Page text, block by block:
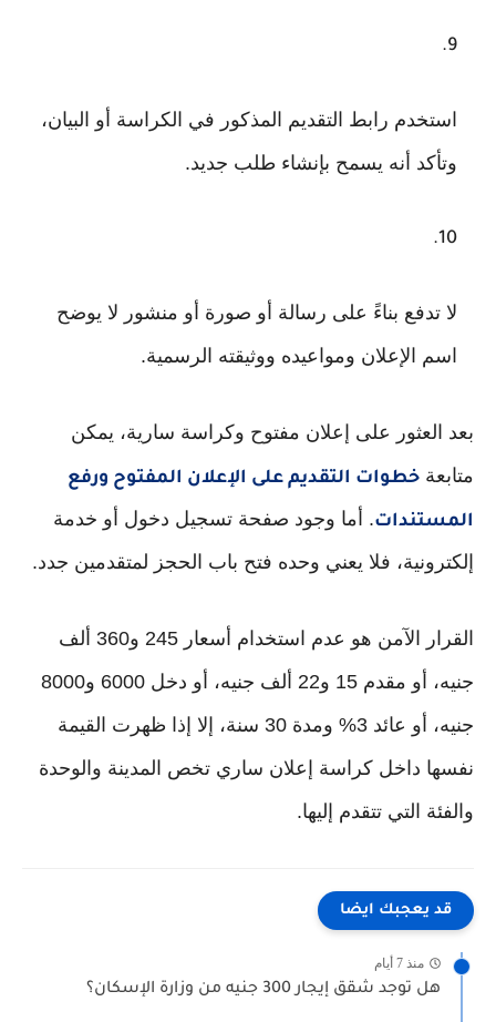
استخدم رابط التقديم المذكور في الكراسة أو البيان،
وتأكد أنه يسمح بإنشاء طلب جديد.
لا تدفع بناءً على رسالة أو صورة أو منشور لا يوضح
اسم الإعلان ومواعيده ووثيقته الرسمية.
بعد العثور على إعلان مفتوح وكراسة سارية، يمكن
متابعة خطوات التقديم على الإعلان المفتوح ورفع
المستندات. أما وجود صفحة تسجيل دخول أو خدمة
إلكترونية، فلا يعني وحده فتح باب الحجز لمتقدمين جدد.
القرار الآمن هو عدم استخدام أسعار 245 و360 ألف
جنيه، أو مقدم 15 و22 ألف جنيه، أو دخل 6000 و8000
جنيه، أو عائد 3% ومدة 30 سنة، إلا إذا ظهرت القيمة
نفسها داخل كراسة إعلان ساري تخص المدينة والوحدة
والفئة التي تتقدم إليها.
قد يعجبك ايضا
منذ 7 أيام
هل توجد شقق إيجار 300 جنيه من وزارة الإسكان؟